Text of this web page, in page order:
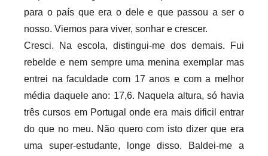
para o país que era o dele e que passou a ser o
nosso. Viemos para viver, sonhar e crescer.
Cresci. Na escola, distingui-me dos demais. Fui
rebelde e nem sempre uma menina exemplar mas
entrei na faculdade com 17 anos e com a melhor
média daquele ano: 17,6. Naquela altura, só havia
três cursos em Portugal onde era mais dificil entrar
do que no meu. Não quero com isto dizer que era
uma super-estudante, longe disso. Baldei-me a